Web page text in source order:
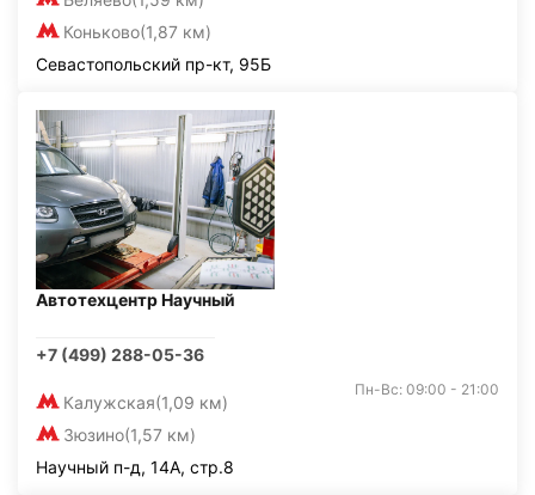
Коньково(1,87 км)
Севастопольский пр-кт, 95Б
Автотехцентр Научный
+7 (499) 288-05-36
Калужская(1,09 км)
Зюзино(1,57 км)
Пн-Вс: 09:00 - 21:00
Научный п-д, 14А, стр.8